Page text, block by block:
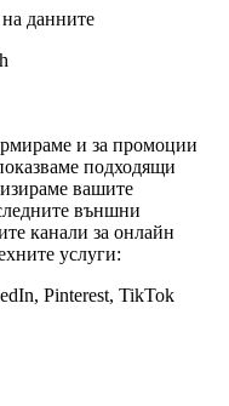
данните
и за промоции
подходящи
вашите
външни
канали за онлайн
услуги:
Pinterest, TikTok